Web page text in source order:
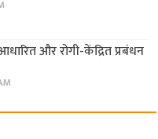
और रोगी-केंद्रित प्रबंधन